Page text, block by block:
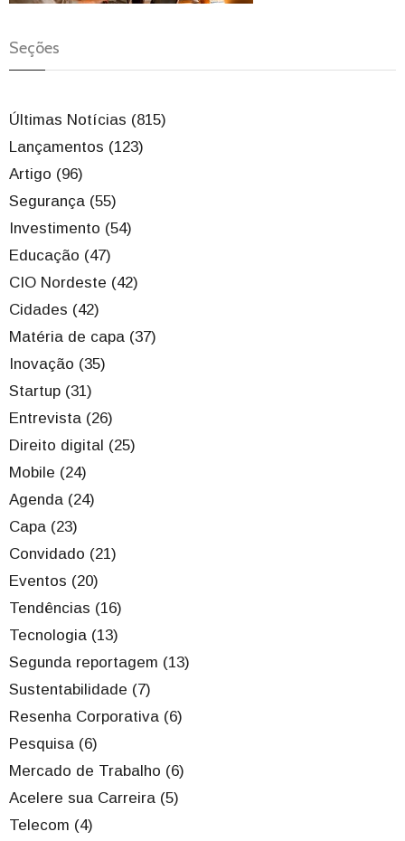
Seções
Últimas Notícias (815)
Lançamentos (123)
Artigo (96)
Segurança (55)
Investimento (54)
Educação (47)
CIO Nordeste (42)
Cidades (42)
Matéria de capa (37)
Inovação (35)
Startup (31)
Entrevista (26)
Direito digital (25)
Mobile (24)
Agenda (24)
Capa (23)
Convidado (21)
Eventos (20)
Tendências (16)
Tecnologia (13)
Segunda reportagem (13)
Sustentabilidade (7)
Resenha Corporativa (6)
Pesquisa (6)
Mercado de Trabalho (6)
Acelere sua Carreira (5)
Telecom (4)